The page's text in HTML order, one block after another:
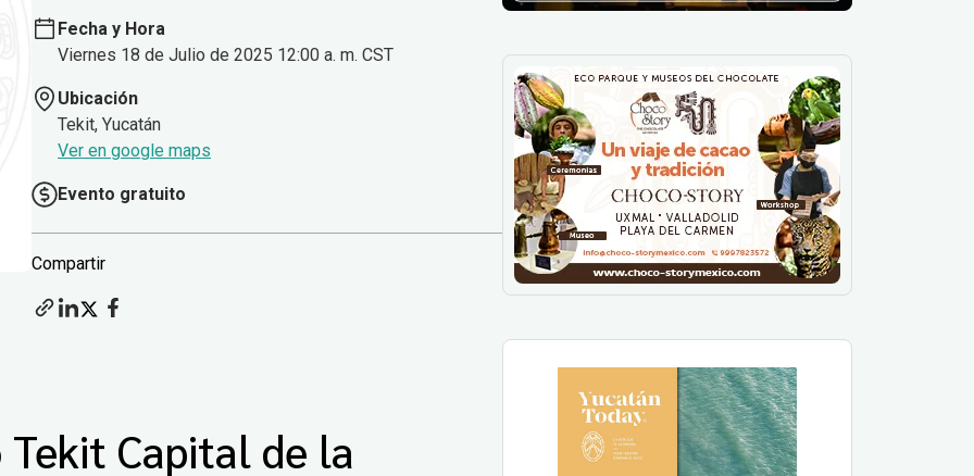
Fecha y Hora
Viernes 18 de Julio de 2025 12:00 a. m. CST
Ubicación
Tekit, Yucatán
Ver en google maps
Evento gratuito
Compartir
Tekit Capital de la